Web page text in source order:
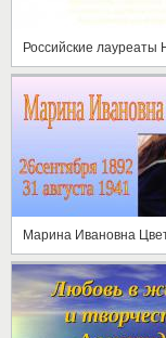
Марина Ивановна